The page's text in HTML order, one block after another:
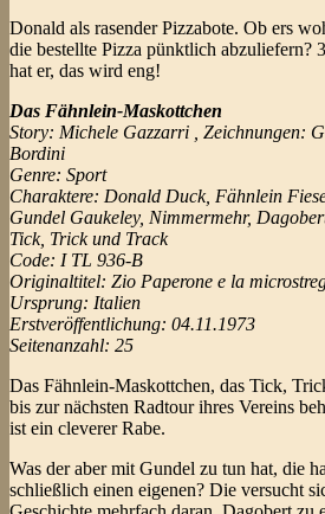
Donald als rasender Pizzabote. Ob ers
die bestellte Pizza pünktlich abzuliefern?
hat er, das wird eng!
Das Fähnlein-Maskottchen
Story: Michele Gazzarri , Zeichnungen:
Bordini
Genre: Sport
Charaktere: Donald Duck, Fähnlein
Gundel Gaukeley, Nimmermehr,
Tick, Trick und Track
Code: I TL 936-B
Originaltitel: Zio Paperone e la
Ursprung: Italien
Erstveröffentlichung: 04.11.1973
Seitenanzahl: 25
Das Fähnlein-Maskottchen, das Tick,
bis zur nächsten Radtour ihres Vereins
ist ein cleverer Rabe.
Was der aber mit Gundel zu tun hat, die
schließlich einen eigenen? Die versucht